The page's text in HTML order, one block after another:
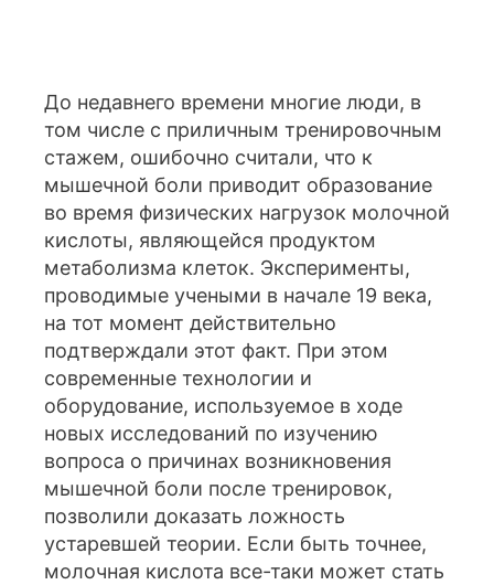
До недавнего времени многие люди, в
том числе с приличным тренировочным
стажем, ошибочно считали, что к
мышечной боли приводит образование
во время физических нагрузок молочной
кислоты, являющейся продуктом
метаболизма клеток. Эксперименты,
проводимые учеными в начале 19 века,
на тот момент действительно
подтверждали этот факт. При этом
современные технологии и
оборудование, используемое в ходе
новых исследований по изучению
вопроса о причинах возникновения
мышечной боли после тренировок,
позволили доказать ложность
устаревшей теории. Если быть точнее,
молочная кислота все-таки может стать